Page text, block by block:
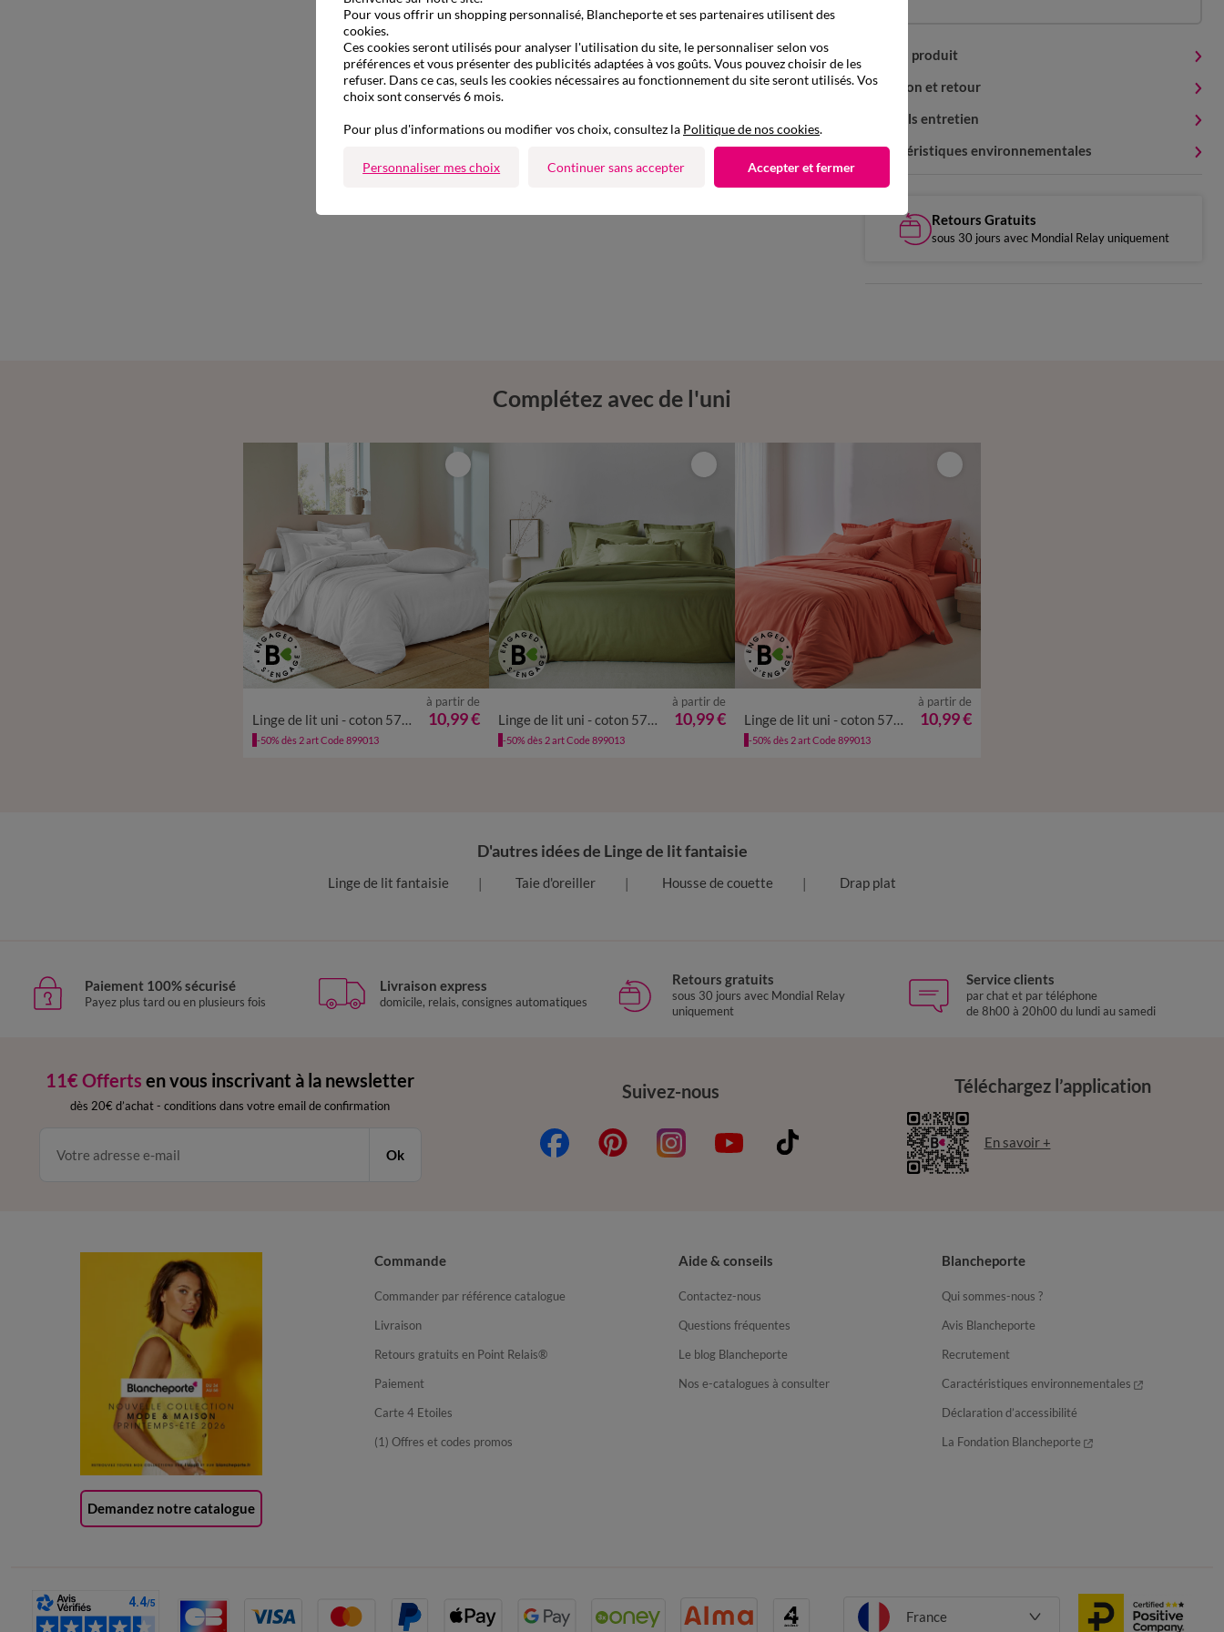
Détails produit
Livraison et retour
Conseils entretien
Caractéristiques environnementales
Retours Gratuits
sous 30 jours avec Mondial Relay uniquement
Complétez avec de l'uni
Linge de lit uni - coton 57 fils/cm²
à partir de
10,99 €
-50% dès 2 art Code 899013
Linge de lit uni - coton 57 fils/cm²
à partir de
10,99 €
-50% dès 2 art Code 899013
Linge de lit uni - coton 57 fils/cm²
à partir de
10,99 €
-50% dès 2 art Code 899013
D'autres idées de Linge de lit fantaisie
Linge de lit fantaisie Taie d'oreiller Housse de couette Drap plat
Paiement 100% sécurisé
Payez plus tard ou en plusieurs fois
Livraison express
domicile, relais, consignes automatiques
Retours gratuits
sous 30 jours avec Mondial Relay
uniquement
Service clients
par chat et par téléphone
de 8h00 à 20h00 du lundi au samedi
11€ Offerts en vous inscrivant à la newsletter
dès 20€ d’achat - conditions dans votre email de confirmation
Ok
Suivez-nous Téléchargez l’application
En savoir +
Demandez notre catalogue
Commande
Commander par référence catalogue
Livraison
Retours gratuits en Point Relais®
Paiement
Carte 4 Etoiles
(1) Offres et codes promos
Aide & conseils
Contactez-nous
Questions fréquentes
Le blog Blancheporte
Nos e-catalogues à consulter
Blancheporte
Qui sommes-nous ?
Avis Blancheporte
Recrutement
Caractéristiques environnementales
Déclaration d’accessibilité
La Fondation Blancheporte
France
Pour vous offrir un shopping personnalisé, Blancheporte et ses partenaires utilisent des
cookies.
Ces cookies seront utilisés pour analyser l'utilisation du site, le personnaliser selon vos
préférences et vous présenter des publicités adaptées à vos goûts. Vous pouvez choisir de les
refuser. Dans ce cas, seuls les cookies nécessaires au fonctionnement du site seront utilisés. Vos
choix sont conservés 6 mois.
Pour plus d'informations ou modifier vos choix, consultez la Politique de nos cookies.
Personnaliser mes choix Continuer sans accepter Accepter et fermer